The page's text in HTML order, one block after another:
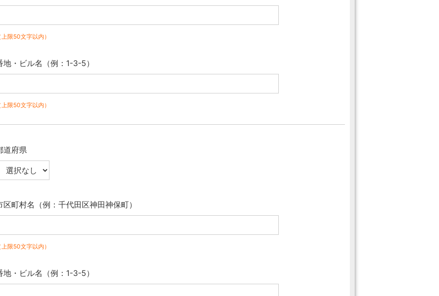
上限50文字以内）
地・ビル名（例：1-3-5）
上限50文字以内）
道府県
区町村名（例：千代田区神田神保町）
上限50文字以内）
地・ビル名（例：1-3-5）